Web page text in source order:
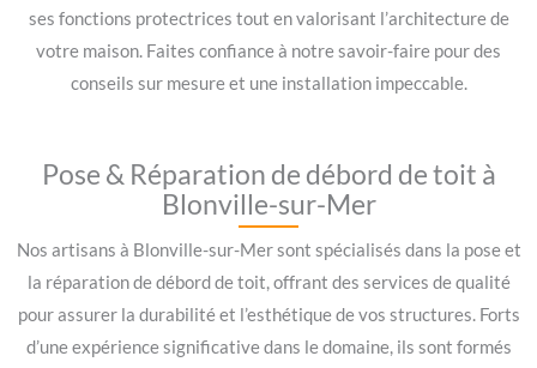
ses fonctions protectrices tout en valorisant l’architecture de
votre maison. Faites confiance à notre savoir-faire pour des
conseils sur mesure et une installation impeccable.
Pose & Réparation de débord de toit à
Blonville-sur-Mer
Nos artisans à Blonville-sur-Mer sont spécialisés dans la pose et
la réparation de débord de toit, offrant des services de qualité
pour assurer la durabilité et l’esthétique de vos structures. Forts
d’une expérience significative dans le domaine, ils sont formés